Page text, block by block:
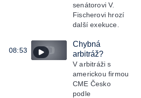
senátorovi V.
Fischerovi hrozí
další exekuce.
08:53
Chybná
arbitráž?
V arbitráži s
americkou firmou
CME Česko
podle